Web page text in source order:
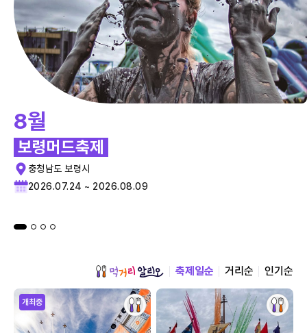
8월
보령머드축제
충청남도 보령시
2026.07.24 ~ 2026.08.09
축제일순 거리순 인기순
개최중